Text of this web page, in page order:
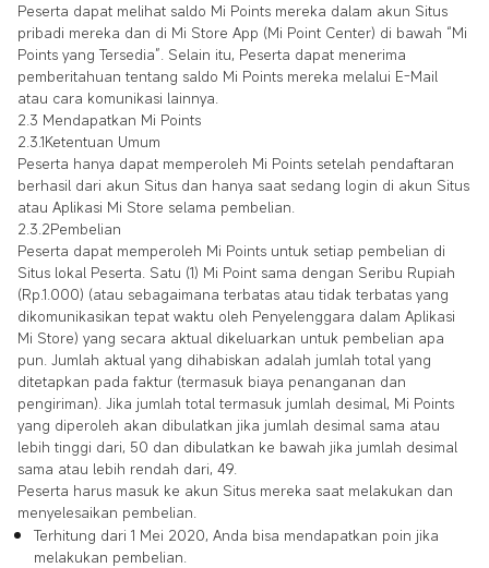
Peserta dapat melihat saldo Mi Points mereka dalam akun Situs
pribadi mereka dan di Mi Store App (Mi Point Center) di bawah “Mi
Points yang Tersedia”. Selain itu, Peserta dapat menerima
pemberitahuan tentang saldo Mi Points mereka melalui E-Mail
atau cara komunikasi lainnya.
2.3 Mendapatkan Mi Points
2.3.1Ketentuan Umum
Peserta hanya dapat memperoleh Mi Points setelah pendaftaran
berhasil dari akun Situs dan hanya saat sedang login di akun Situs
atau Aplikasi Mi Store selama pembelian.
2.3.2Pembelian
Peserta dapat memperoleh Mi Points untuk setiap pembelian di
Situs lokal Peserta. Satu (1) Mi Point sama dengan Seribu Rupiah
(Rp.1.000) (atau sebagaimana terbatas atau tidak terbatas yang
dikomunikasikan tepat waktu oleh Penyelenggara dalam Aplikasi
Mi Store) yang secara aktual dikeluarkan untuk pembelian apa
pun. Jumlah aktual yang dihabiskan adalah jumlah total yang
ditetapkan pada faktur (termasuk biaya penanganan dan
pengiriman). Jika jumlah total termasuk jumlah desimal, Mi Points
yang diperoleh akan dibulatkan jika jumlah desimal sama atau
lebih tinggi dari, 50 dan dibulatkan ke bawah jika jumlah desimal
sama atau lebih rendah dari, 49.
Peserta harus masuk ke akun Situs mereka saat melakukan dan
menyelesaikan pembelian.
Terhitung dari 1 Mei 2020, Anda bisa mendapatkan poin jika
melakukan pembelian.